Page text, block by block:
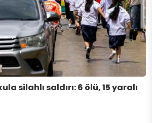
silahlı saldırı: 6 ölü, 15 yaralı